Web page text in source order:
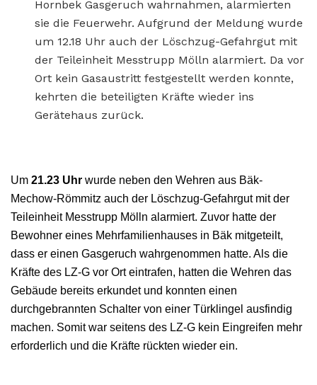
Hornbek Gasgeruch wahrnahmen, alarmierten
sie die Feuerwehr. Aufgrund der Meldung wurde
um 12.18 Uhr auch der Löschzug-Gefahrgut mit
der Teileinheit Messtrupp Mölln alarmiert. Da vor
Ort kein Gasaustritt festgestellt werden konnte,
kehrten die beteiligten Kräfte wieder ins
Gerätehaus zurück.
Um 21.23 Uhr wurde neben den Wehren aus Bäk-
Mechow-Römmitz auch der Löschzug-Gefahrgut mit der
Teileinheit Messtrupp Mölln alarmiert. Zuvor hatte der
Bewohner eines Mehrfamilienhauses in Bäk mitgeteilt,
dass er einen Gasgeruch wahrgenommen hatte. Als die
Kräfte des LZ-G vor Ort eintrafen, hatten die Wehren das
Gebäude bereits erkundet und konnten einen
durchgebrannten Schalter von einer Türklingel ausfindig
machen. Somit war seitens des LZ-G kein Eingreifen mehr
erforderlich und die Kräfte rückten wieder ein.